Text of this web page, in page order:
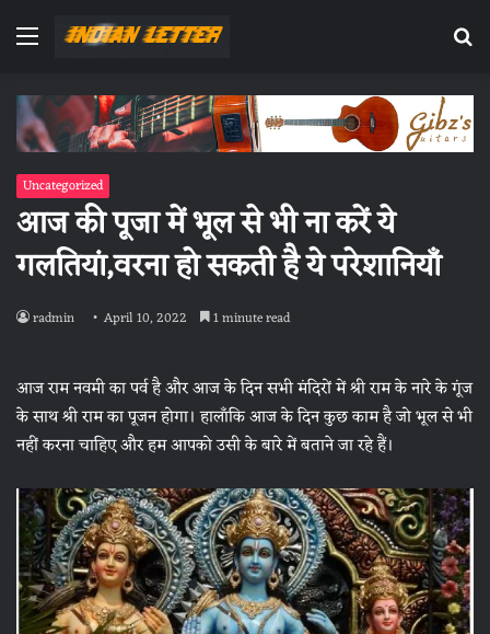
Menu
Uncategorized
आज की पूजा में भूल से भी ना करें ये
गलतियां,वरना हो सकती है ये परेशानियाँ
radmin April 10, 2022 1 minute read
आज राम नवमी का पर्व है और आज के दिन सभी मंदिरों में श्री राम के नारे के गूंज
के साथ श्री राम का पूजन होगा। हालाँकि आज के दिन कुछ काम है जो भूल से भी
नहीं करना चाहिए और हम आपको उसी के बारे में बताने जा रहे हैं।